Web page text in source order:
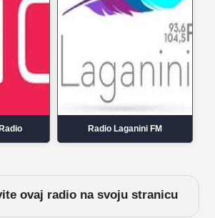
Radio Laganini FM
ovaj radio na svoju stranicu